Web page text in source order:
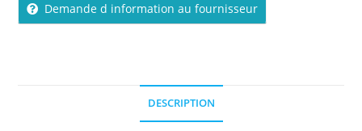
Demande d information au fournisseur
DESCRIPTION